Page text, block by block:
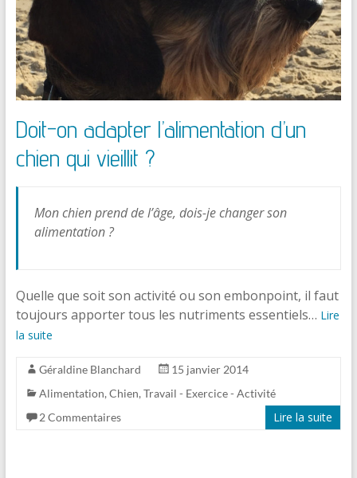
Doit-on adapter l’alimentation d’un
chien qui vieillit ?
Mon chien prend de l’âge, dois-je changer son
alimentation ?
Quelle que soit son activité ou son embonpoint, il faut
toujours apporter tous les nutriments essentiels… Lire
la suite
Géraldine Blanchard
15 janvier 2014
Alimentation, Chien, Travail - Exercice - Activité
2 Commentaires
Lire la suite